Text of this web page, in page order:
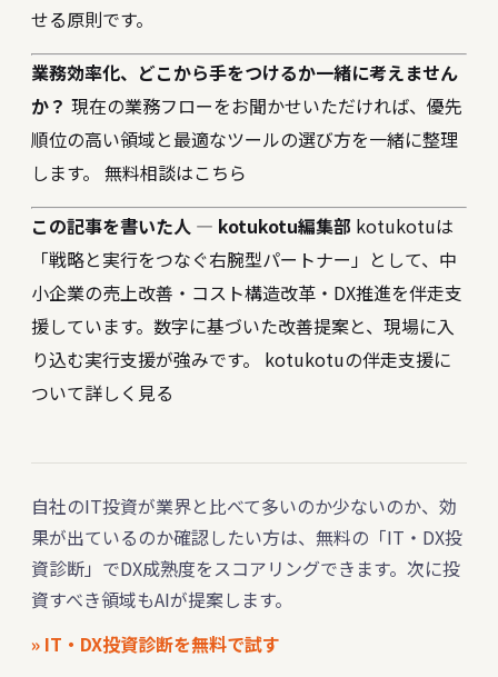
せる原則です。
業務効率化、どこから手をつけるか一緒に考えません
か？ 現在の業務フローをお聞かせいただければ、優先
順位の高い領域と最適なツールの選び方を一緒に整理
します。 無料相談はこちら
この記事を書いた人 — kotukotu編集部 kotukotuは
「戦略と実行をつなぐ右腕型パートナー」として、中
小企業の売上改善・コスト構造改革・DX推進を伴走支
援しています。数字に基づいた改善提案と、現場に入
り込む実行支援が強みです。 kotukotuの伴走支援に
ついて詳しく見る
自社のIT投資が業界と比べて多いのか少ないのか、効
果が出ているのか確認したい方は、無料の「IT・DX投
資診断」でDX成熟度をスコアリングできます。次に投
資すべき領域もAIが提案します。
» IT・DX投資診断を無料で試す